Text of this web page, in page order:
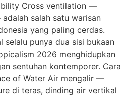
Cross ventilation —
salah satu warisan
yang paling cerdas.
selalu punya dua sisi bukaan
2026 menghidupkan
sentuhan kontemporer. Cara
of Water Air mengalir —
di teras, dinding air vertikal